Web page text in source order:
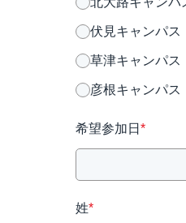
伏見キャンパス
草津キャンパス
彦根キャンパス
希望参加日 *
姓*